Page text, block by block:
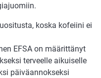
koska kofeiini ei
EFSA on määrittänyt
terveelle aikuiselle
päiväannokseksi